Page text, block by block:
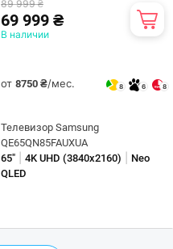
89 999 ₴
69 999 ₴
В наличии
от 8750 ₴/мес. 8 6 8
Телевизор Samsung
QE65QN85FAUXUA
65"
4K UHD (3840х2160)
Neo
QLED